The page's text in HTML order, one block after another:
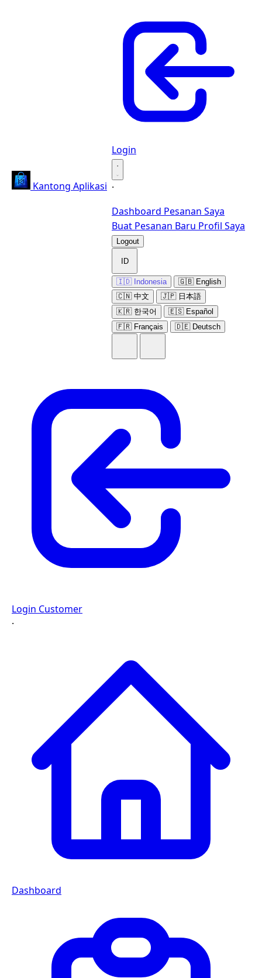
Kantong Aplikasi
Login
·
·
Dashboard Pesanan Saya
Buat Pesanan Baru Profil Saya
Logout
ID
🇮🇩 Indonesia
🇬🇧 English
🇨🇳 中文
🇯🇵 日本語
🇰🇷 한국어
🇪🇸 Español
🇫🇷 Français
🇩🇪 Deutsch
Login Customer
·
Dashboard